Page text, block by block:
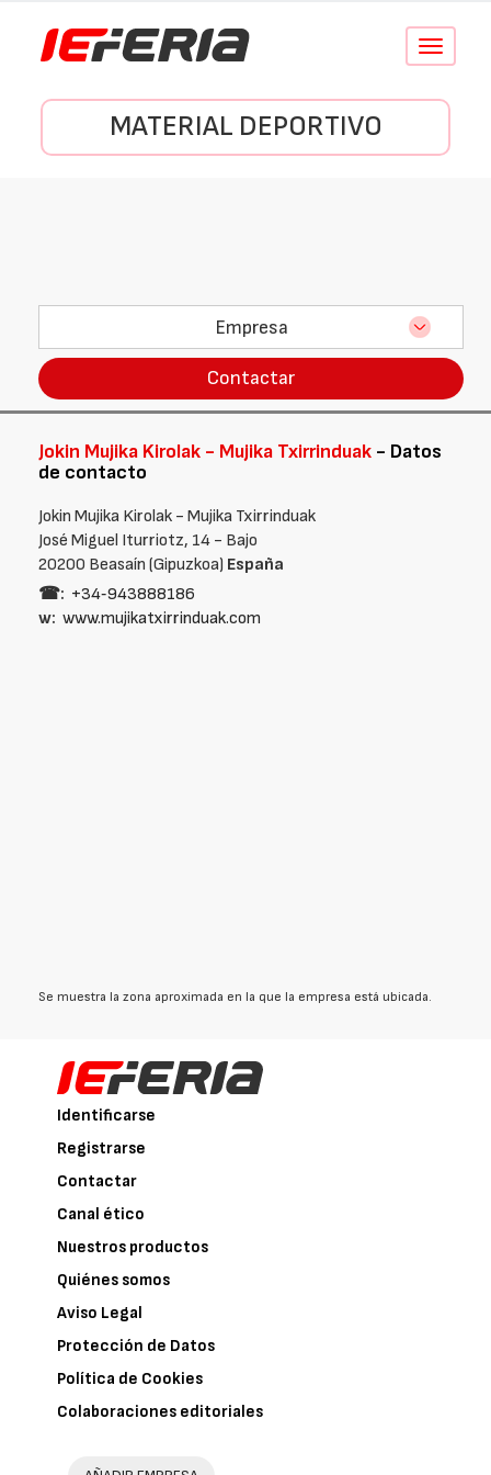
Conmutar
MATERIAL DEPORTIVO
Empresa
Contactar
Jokin Mujika Kirolak - Mujika Txirrinduak - Datos
de contacto
Jokin Mujika Kirolak - Mujika Txirrinduak
José Miguel Iturriotz, 14 - Bajo
20200 Beasaín (Gipuzkoa) España
☎: +34‑943888186
w: www.mujikatxirrinduak.com
Se muestra la zona aproximada en la que la empresa está ubicada.
Identificarse
Registrarse
Contactar
Canal ético
Nuestros productos
Quiénes somos
Aviso Legal
Protección de Datos
Política de Cookies
Colaboraciones editoriales